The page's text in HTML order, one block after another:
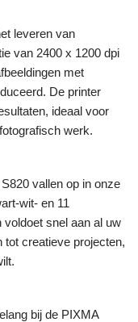
leveren van
van 2400 x 1200 dpi
met
De printer
ideaal voor
werk.
vallen op in onze
wit- en 11
snel aan al uw
tot creatieve projecten,
bij de PIXMA